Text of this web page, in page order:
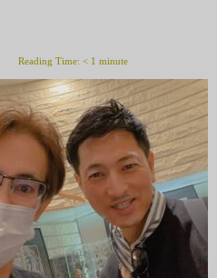
Reading Time: < 1 minute